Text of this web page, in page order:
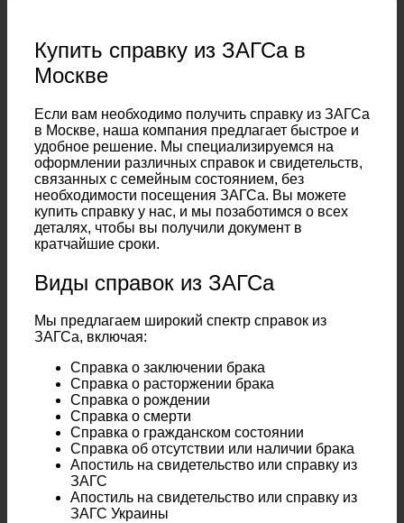
Купить справку из ЗАГСа в
Москве
Если вам необходимо получить справку из ЗАГСа
в Москве, наша компания предлагает быстрое и
удобное решение. Мы специализируемся на
оформлении различных справок и свидетельств,
связанных с семейным состоянием, без
необходимости посещения ЗАГСа. Вы можете
купить справку у нас, и мы позаботимся о всех
деталях, чтобы вы получили документ в
кратчайшие сроки.
Виды справок из ЗАГСа
Мы предлагаем широкий спектр справок из
ЗАГСа, включая:
Справка о заключении брака
Справка о расторжении брака
Справка о рождении
Справка о смерти
Справка о гражданском состоянии
Справка об отсутствии или наличии брака
Апостиль на свидетельство или справку из
ЗАГС
Апостиль на свидетельство или справку из
ЗАГС Украины